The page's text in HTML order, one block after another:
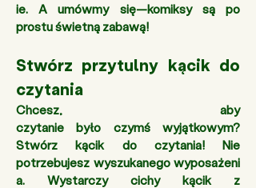
ie. A umówmy się—komiksy są po
prostu świetną zabawą!
Stwórz przytulny kącik do
czytania
Chcesz, aby
czytanie było czymś wyjątkowym?
Stwórz kącik do czytania! Nie
potrzebujesz wyszukanego wyposażeni
a. Wystarczy cichy kącik z